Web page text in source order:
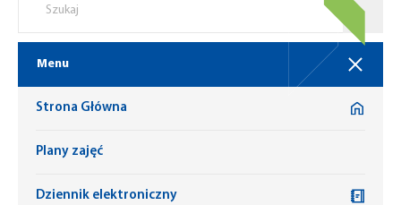
Menu
Strona Główna
Plany zajęć
Dziennik elektroniczny